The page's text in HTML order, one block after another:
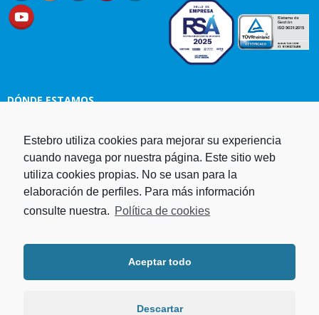
DÓNDE ESTAMOS
Estampaciones EBRO, S.L.
Polg. Ind. Malpica-Alfindén C/H
naves 10, 12, 14 y 5 50171 La
Puebla de Alfindén Zaragoza,
España
Fax. +34 976 108 058
Política de privacidad
Programa operativo FEDER Aragón
2014-2020Plan de recuperación,
Estebro utiliza cookies para mejorar su experiencia
cuando navega por nuestra página. Este sitio web
utiliza cookies propias. No se usan para la
elaboración de perfiles. Para más información
consulte nuestra. Política de cookies
Aceptar todo
Descartar